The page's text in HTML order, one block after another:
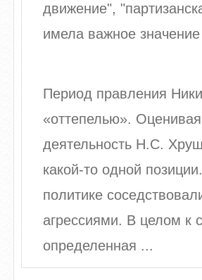
движение",
имела важное
Период правления
«оттепелью».
деятельность Н.С.
какой-то одной
политике
агрессиями. В целом к
определенная ...